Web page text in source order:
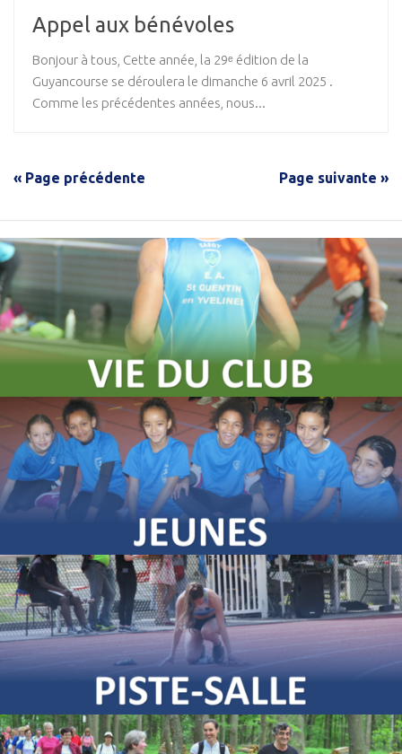
Appel aux bénévoles
Bonjour à tous, Cette année, la 29ᵉ édition de la
Guyancourse se déroulera le dimanche 6 avril 2025 .
Comme les précédentes années, nous...
« Page précédente Page suivante »